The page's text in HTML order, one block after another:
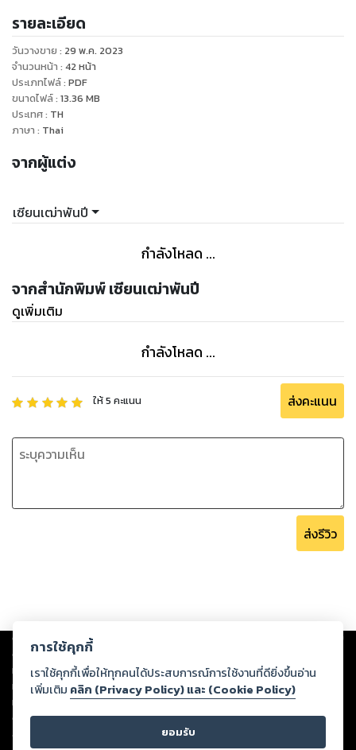
รายละเอียด
วันวางขาย : 29 พ.ค. 2023
จำนวนหน้า : 42 หน้า
ประเภทไฟล์: PDF
ขนาดไฟล์: 13.36 MB
ประเทศ: TH
ภาษา : Thai
จากผู้แต่ง
เซียนเฒ่าพันปี
กำลังโหลด ...
จากสำนักพิมพ์ เซียนเฒ่าพันปี
ดูเพิ่มเติม
กำลังโหลด ...
ให้5 คะแนน ส่งคะแนน
ส่งรีวิว
Copyright © 2026
ต่อผลงานหรือเนื้อหาใดที่อัปโหลดผ่านเว็บไซต์และปรากฏว่าละเมิดสิทธิใน
ทรัพย์สินทางปัญญาของบุคคลอื่นหรือขัดต่อกฎหมายและศีลธรรม ดังนั้น ผู้อ่าน
ทุกท่านโปรดใช้วิจารณญาณในการกลั่นกรองด้วยตนเอง และหากท่านพบว่าส่วน
หนึ่งส่วนใดขัดต่อกฎหมายและศีลธรรม กรุณาแจ้งมายังบริษัท เพื่อทีมงานจะได้
ดำเนินการในทันที ทั้งนี้ ทางสตอรี่ล็อกขอสงวนลิขสิทธิ์ตามพระราชบัญญัติ
ลิขสิทธิ์ พ.ศ. 2537 (ฉบับล่าสุด)
การใช้คุกกี้
เราใช้คุกกี้เพื่อให้ทุกคนได้ประสบการณ์การใช้งานที่ดียิ่งขึ้นอ่าน
เพิ่มเติม คลิก (Privacy Policy) และ (Cookie Policy)
ยอมรับ